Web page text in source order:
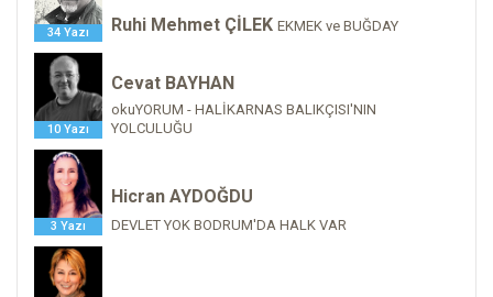
34 Yazı Ruhi Mehmet ÇİLEK EKMEK ve BUĞDAY
10 Yazı
Cevat BAYHAN
okuYORUM - HALİKARNAS BALIKÇISI'NIN
YOLCULUĞU
3 Yazı
Hicran AYDOĞDU
DEVLET YOK BODRUM'DA HALK VAR